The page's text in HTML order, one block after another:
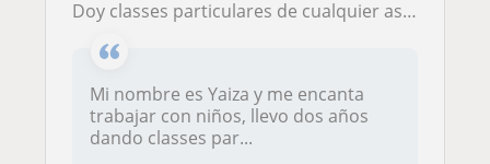
Doy classes particulares de cualquier asignatura a alumnos de primaria y eso
Mi nombre es Yaiza y me encanta
trabajar con niños, llevo dos años
dando classes par...